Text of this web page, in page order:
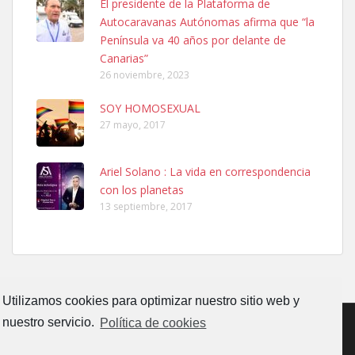
Utilizamos cookies para optimizar nuestro sitio web y
nuestro servicio. Política de cookies
El día 5 se los perdió una ninfa papillera, asustada tiene miedo a la
calle, se perdió por la zon...
Leales.org » Gran Canaria
6.7.2025
Adopcion
Busco casa de acogida para mi perrita ya que por temas de trabajo
no la puedo tener. Solo gente r...
El presidente de la Plataforma de
Autocaravanas Autónomas afirma que “la
Península va 40 años por delante de
Canarias”
26 noviembre, 2023
SOY HOMOSEXUAL
27 mayo, 2017
Ariel Solano : La vida en correspondencia
con los planetas
13 septiembre, 2017